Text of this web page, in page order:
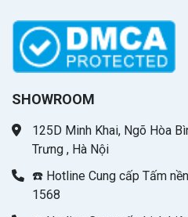
SHOWROOM
125D Minh Khai, Ngõ Hòa
Trưng , Hà Nội
☎️ Hotline Cung cấp Tấm
1568